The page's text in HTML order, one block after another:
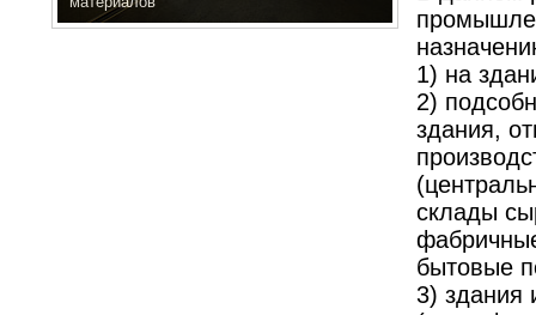
1) на
2)
здания,
склады
бытовые
3) здания